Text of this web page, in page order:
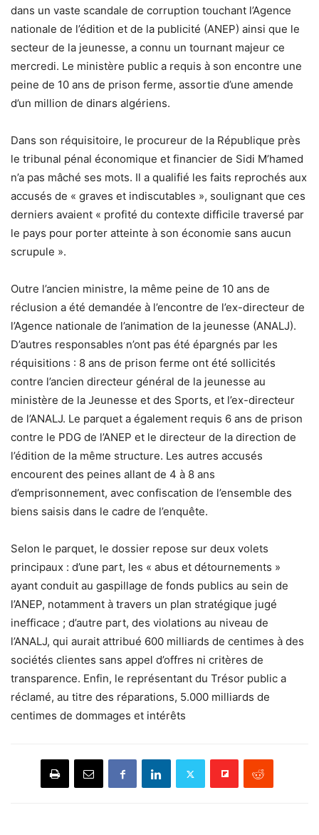
dans un vaste scandale de corruption touchant l’Agence
nationale de l’édition et de la publicité (ANEP) ainsi que le
secteur de la jeunesse, a connu un tournant majeur ce
mercredi. Le ministère public a requis à son encontre une
peine de 10 ans de prison ferme, assortie d’une amende
d’un million de dinars algériens.
Dans son réquisitoire, le procureur de la République près
le tribunal pénal économique et financier de Sidi M’hamed
n’a pas mâché ses mots. Il a qualifié les faits reprochés aux
accusés de « graves et indiscutables », soulignant que ces
derniers avaient « profité du contexte difficile traversé par
le pays pour porter atteinte à son économie sans aucun
scrupule ».
Outre l’ancien ministre, la même peine de 10 ans de
réclusion a été demandée à l’encontre de l’ex-directeur de
l’Agence nationale de l’animation de la jeunesse (ANALJ).
D’autres responsables n’ont pas été épargnés par les
réquisitions : 8 ans de prison ferme ont été sollicités
contre l’ancien directeur général de la jeunesse au
ministère de la Jeunesse et des Sports, et l’ex-directeur
de l’ANALJ. Le parquet a également requis 6 ans de prison
contre le PDG de l’ANEP et le directeur de la direction de
l’édition de la même structure. Les autres accusés
encourent des peines allant de 4 à 8 ans
d’emprisonnement, avec confiscation de l’ensemble des
biens saisis dans le cadre de l’enquête.
Selon le parquet, le dossier repose sur deux volets
principaux : d’une part, les « abus et détournements »
ayant conduit au gaspillage de fonds publics au sein de
l’ANEP, notamment à travers un plan stratégique jugé
inefficace ; d’autre part, des violations au niveau de
l’ANALJ, qui aurait attribué 600 milliards de centimes à des
sociétés clientes sans appel d’offres ni critères de
transparence. Enfin, le représentant du Trésor public a
réclamé, au titre des réparations, 5.000 milliards de
centimes de dommages et intérêts